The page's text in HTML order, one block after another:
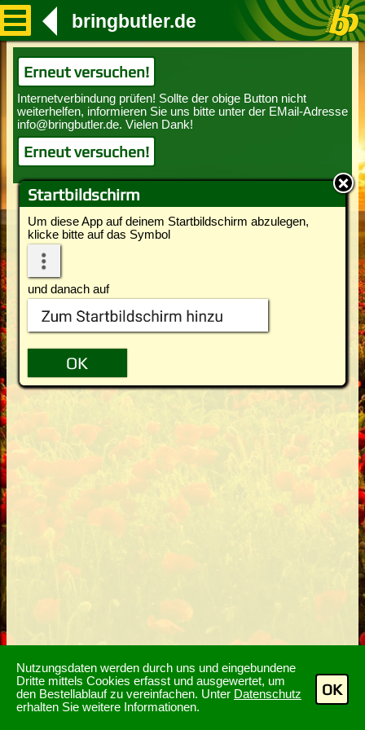
Nutzungsdaten werden durch uns und eingebundene
Dritte mittels Cookies erfasst und ausgewertet, um
den Bestellablauf zu vereinfachen. Unter Datenschutz
erhalten Sie weitere Informationen.
OK
Startbildschirm
Um diese App auf deinem Startbildschirm abzulegen,
klicke bitte auf das Symbol
und danach auf
bringbutler.de
Erneut versuchen!
Erneut versuchen!